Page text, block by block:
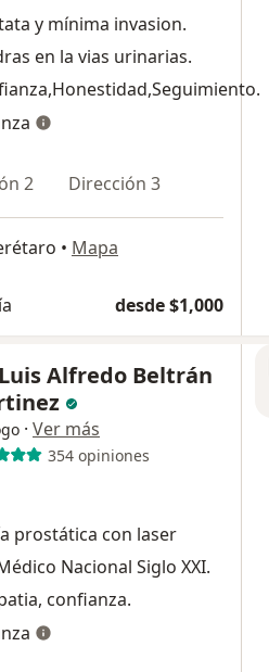
y mínima invasion.
en la vias urinarias.
2 Dirección 3
• Mapa
desde $1,000
Alfredo Beltrán
· Ver más
354 opiniones
prostática con laser
Nacional Siglo XXI.
confianza.